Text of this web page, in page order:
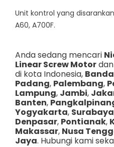
Unit kontrol yang
A60, A700F.
Anda sedang mencari
Linear Screw Motor
di kota Indonesia,
Padang, Palembang,
Lampung, Jambi,
Banten,
Yogyakarta, Surabaya
Denpasar, Pontianak,
Makassar, Nusa
Jaya. Hubungi kami